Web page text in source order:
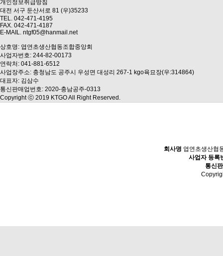
개인정보취급방침
대전 서구 둔산서로 81 (우)35233
TEL. 042-471-4195
FAX. 042-471-4187
E-MAIL. ntgf05@hanmail.net
상호명: 엽연초생산협동조합중앙회
사업자번호: 244-82-00173
연락처: 041-881-6512
사업장주소: 충청남도 공주시 우성면 대성리 267-1 kgo육묘장(우:314864)
대표자: 김삼수
통신판매업번호: 2020-충남공주-0313
Copyright ⓒ 2019 KTGO All Right Reserved.
회사명 엽연초생산협
사업자 등록
통신